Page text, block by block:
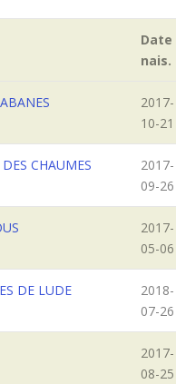
Date
nais.
2017-
10-21
CHAUMES
2017-
09-26
2017-
05-06
DE LUDE
2018-
07-26
2017-
08-25